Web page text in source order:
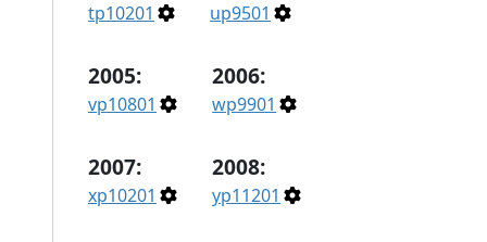
tp10201 up9501
2005:
vp10801
2006:
wp9901
2007:
xp10201
2008:
yp11201